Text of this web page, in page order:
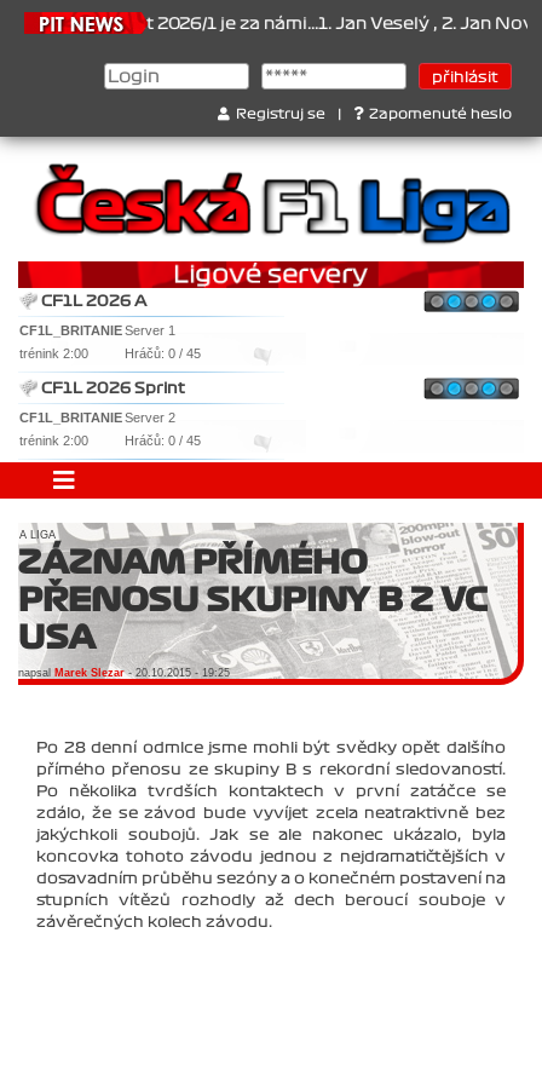
Šampionát 2026/1 je za námi...1. Jan Veselý , 2. Jan Nováček
Registruj se Zapomenuté heslo
CF1L 2026 A
CF1L_BRITANIEServer 1
trénink 2:00
Hráčů: 0 / 45
CF1L 2026 Sprint
CF1L_BRITANIEServer 2
trénink 2:00
Hráčů: 0 / 45
A LIGA
ZÁZNAM PŘÍMÉHO
PŘENOSU SKUPINY B Z VC
USA
napsal Marek Slezar- 20.10.2015 - 19:25
Po 28 denní odmlce jsme mohli být svědky opět dalšího
přímého přenosu ze skupiny B s rekordní sledovaností.
Po několika tvrdších kontaktech v první zatáčce se
zdálo, že se závod bude vyvíjet zcela neatraktivně bez
jakýchkoli soubojů. Jak se ale nakonec ukázalo, byla
koncovka tohoto závodu jednou z nejdramatičtějších v
dosavadním průběhu sezóny a o konečném postavení na
stupních vítězů rozhodly až dech beroucí souboje v
závěrečných kolech závodu.